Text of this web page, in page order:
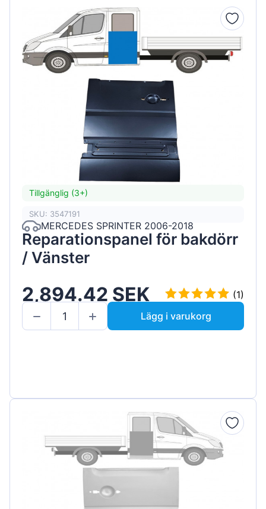
Tillgänglig (3+)
SKU: 3547191
MERCEDES SPRINTER 2006-2018
Reparationspanel för bakdörr
/ Vänster
2,894.42 SEK
(1)
Lägg i varukorg